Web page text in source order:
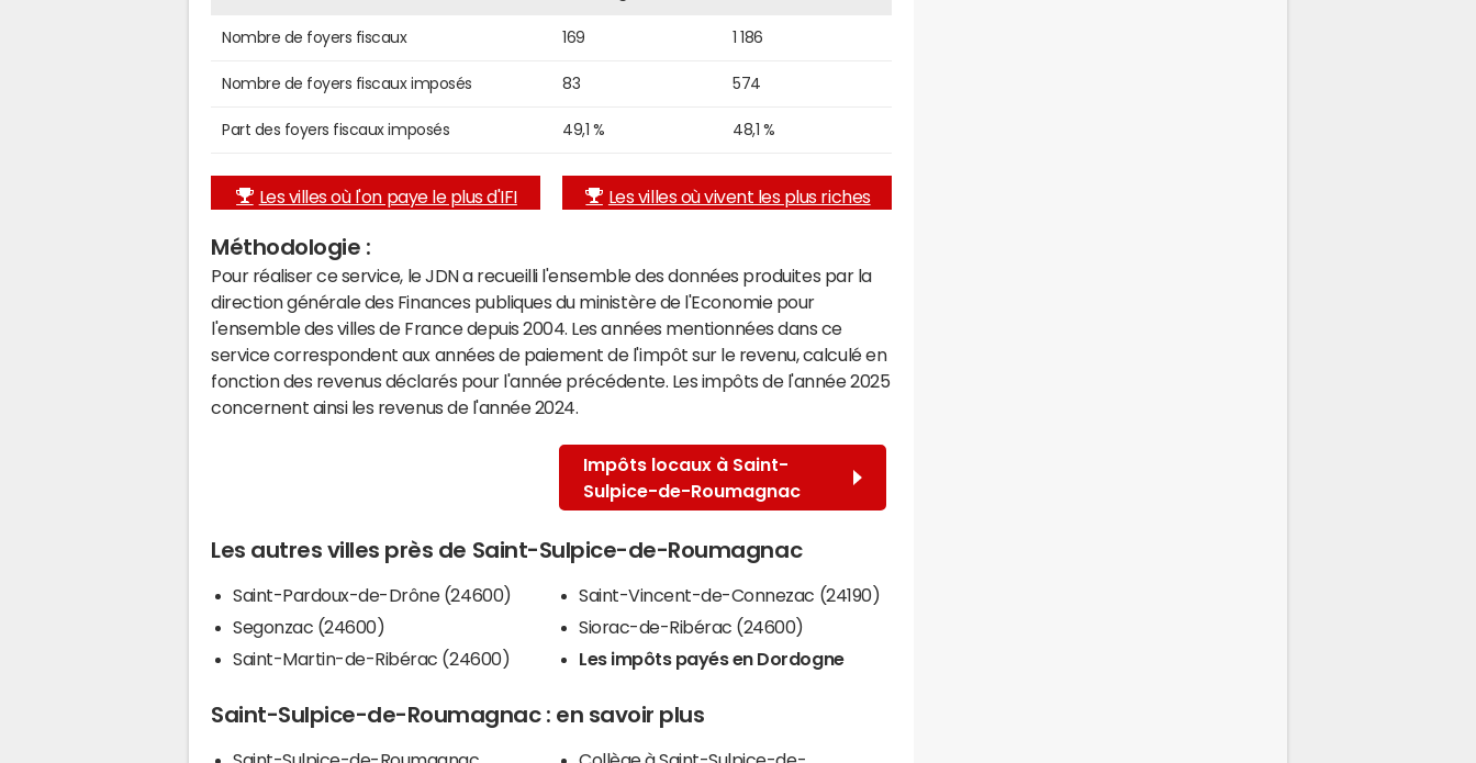
Nombre de foyers fiscaux 169 1 186
Nombre de foyers fiscaux imposés 83 574
Part des foyers fiscaux imposés 49,1 % 48,1 %
Les villes où l'on paye le plus d'IFI Les villes où vivent les plus riches
Méthodologie :
Pour réaliser ce service, le JDN a recueilli l'ensemble des données produites par la
direction générale des Finances publiques du ministère de l'Economie pour
l'ensemble des villes de France depuis 2004. Les années mentionnées dans ce
service correspondent aux années de paiement de l'impôt sur le revenu, calculé en
fonction des revenus déclarés pour l'année précédente. Les impôts de l'année 2025
concernent ainsi les revenus de l'année 2024.
Impôts locaux à Saint-
Sulpice-de-Roumagnac
Les autres villes près de Saint-Sulpice-de-Roumagnac
Saint-Pardoux-de-Drône (24600)
Segonzac (24600)
Saint-Martin-de-Ribérac (24600)
Saint-Vincent-de-Connezac (24190)
Siorac-de-Ribérac (24600)
Les impôts payés en Dordogne
Saint-Sulpice-de-Roumagnac : en savoir plus